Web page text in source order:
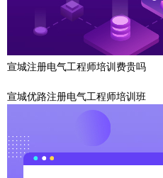
宣城注册电气工程师培训费贵吗
宣城优路注册电气工程师培训班